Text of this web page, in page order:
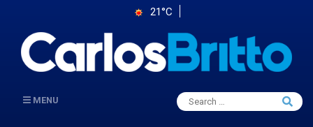
21°C
MENU
Search
for:
Search